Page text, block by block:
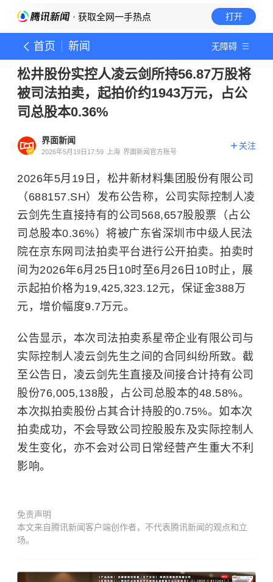
· 获取全网一手热点 打开
首页 新闻 无障碍
松井股份实控人凌云剑所持56.87万股将
被司法拍卖，起拍价约1943万元，占公
司总股本0.36%
界面新闻
2026年5月19日17:59 上海 界面新闻官方账号
关注
2026年5月19日，松井新材料集团股份有限公司
（688157.SH）发布公告称，公司实际控制人凌
云剑先生直接持有的公司568,657股股票（占公
司总股本0.36%）将被广东省深圳市中级人民法
院在京东网司法拍卖平台进行公开拍卖。拍卖时
间为2026年6月25日10时至6月26日10时止，展
示起拍价格为19,425,323.12元，保证金388万
元，增价幅度9.7万元。
公告显示，本次司法拍卖系星帝企业有限公司与
实际控制人凌云剑先生之间的合同纠纷所致。截
至公告日，凌云剑先生直接及间接合计持有公司
股份76,005,138股，占公司总股本的48.58%。
本次拟拍卖股份占其合计持股的0.75%。如本次
拍卖成功，不会导致公司控股股东及实际控制人
发生变化，亦不会对公司日常经营产生重大不利
影响。
免责声明
本文来自腾讯新闻客户端创作者，不代表腾讯新闻的观点和立
场。